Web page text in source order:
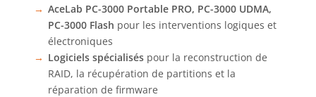
AceLab PC-3000 Portable PRO, PC-3000 UDMA,
PC-3000 Flash pour les interventions logiques et
électroniques
Logiciels spécialisés pour la reconstruction de
RAID, la récupération de partitions et la
réparation de firmware